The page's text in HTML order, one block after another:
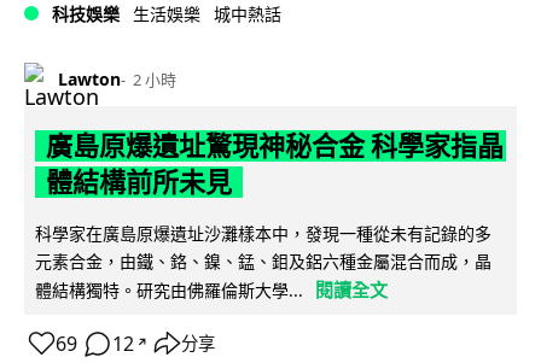
科技娛樂 生活娛樂 城中熱話
Lawton 2 小時
廣島原爆遺址驚現神秘合金 科學家指晶
體結構前所未見
科學家在廣島原爆遺址沙灘樣本中，發現一種從未有記錄的多
元素合金，由鐵、鉻、鎳、錳、鉬及鋁六種金屬混合而成，晶
體結構獨特。研究由佛羅倫斯大學...
閱讀全文
69 12 ↗ 分享